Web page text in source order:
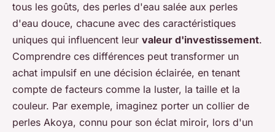
tous les goûts, des perles d'eau salée aux perles
d'eau douce, chacune avec des caractéristiques
uniques qui influencent leur valeur d'investissement.
Comprendre ces différences peut transformer un
achat impulsif en une décision éclairée, en tenant
compte de facteurs comme la luster, la taille et la
couleur. Par exemple, imaginez porter un collier de
perles Akoya, connu pour son éclat miroir, lors d'un